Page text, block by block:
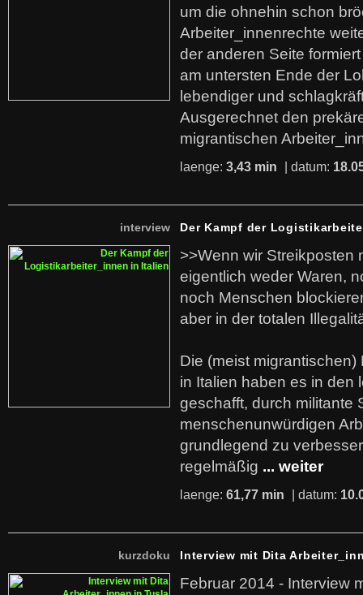
um die ohnehin schon
Arbeiter_innenrechte
der anderen Seite
am untersten Ende der
lebendiger und
Ausgerechnet den
migrantischen
laenge: 3,43 min | datum:
interview Der Kampf der
>>Wenn wir Streikposten
eigentlich weder Waren,
noch Menschen
aber in der totalen
Die (meist
in Italien haben es in den
geschafft, durch militante
menschenunwürdigen
grundlegend zu
regelmäßig ... weiter
laenge: 61,77 min | datum:
kurzdoku Interview mit Dita
Februar 2014 - Interview